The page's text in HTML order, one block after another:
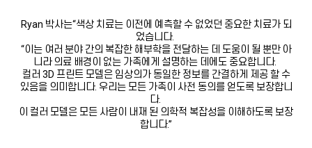
Ryan 박사는“색상 치료는 이전에 예측할 수 없었던 중요한 치료가 되
었습니다.
“이는 여러 분야 간의 복잡한 해부학을 전달하는 데 도움이 될 뿐만 아
니라 의료 배경이 없는 가족에게 설명하는 데에도 중요합니다.
컬러 3D 프린트 모델은 임상의가 동일한 정보를 간결하게 제공 할 수
있음을 의미합니다. 우리는 모든 가족이 사전 동의를 얻도록 보장합니
다.
이 컬러 모델은 모든 사람이 내재 된 의학적 복잡성을 이해하도록 보장
합니다.”